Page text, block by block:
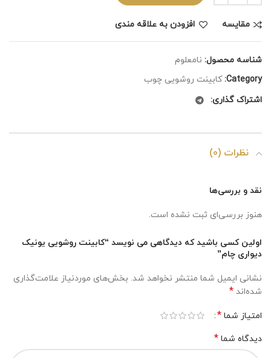
مقايسه افزودن به علاقه مندی
شناسه محصول: نامعلوم
Category: کابینت روشویی چوب
اشتراک گذاری:
نظرات (0)
نقد و بررسی‌ها
هنوز بررسی‌ای ثبت نشده است.
اولین کسی باشید که دیدگاهی می نویسد “کابینت روشویی یونیک
دیواری چام”
نشانی ایمیل شما منتشر نخواهد شد. بخش‌های موردنیاز علامت‌گذاری
شده‌اند *
امتیاز شما *
دیدگاه شما *